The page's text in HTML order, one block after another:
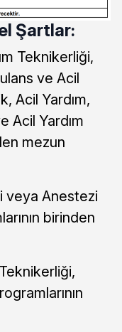
Şartlar:
Teknikerliği,
ve Acil
Acil Yardım,
Acil Yardım
mezun
veya Anestezi
birinden